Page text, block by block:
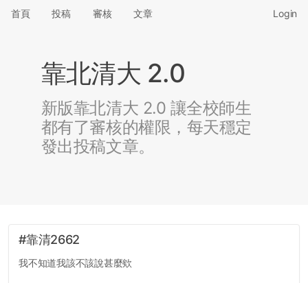
首頁 投稿 審核 文章 Login
靠北清大 2.0
新版靠北清大 2.0 讓全校師生
都有了審核的權限，每天穩定
發出投稿文章。
#靠清2662
我不知道我該不該說甚麼欸